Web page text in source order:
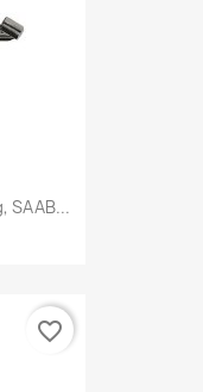
SAAB...
favorite_border